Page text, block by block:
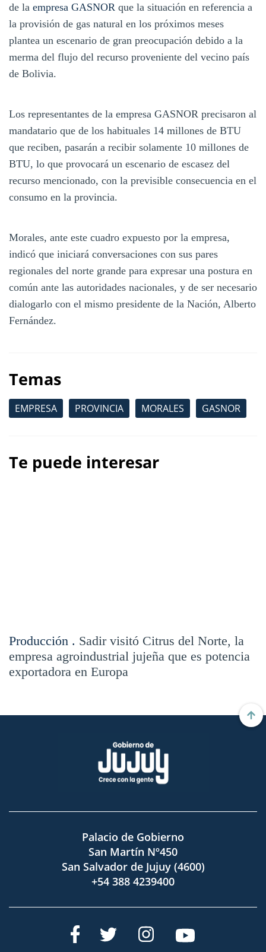
de la empresa GASNOR que la situación en referencia a
la provisión de gas natural en los próximos meses
plantea un escenario de gran preocupación debido a la
merma del flujo del recurso proveniente del vecino país
de Bolivia.
Los representantes de la empresa GASNOR precisaron al
mandatario que de los habituales 14 millones de BTU
que reciben, pasarán a recibir solamente 10 millones de
BTU, lo que provocará un escenario de escasez del
recurso mencionado, con la previsible consecuencia en el
consumo en la provincia.
Morales, ante este cuadro expuesto por la empresa,
indicó que iniciará conversaciones con sus pares
regionales del norte grande para expresar una postura en
común ante las autoridades nacionales, y de ser necesario
dialogarlo con el mismo presidente de la Nación, Alberto
Fernández.
Temas
EMPRESA PROVINCIA MORALES GASNOR
Te puede interesar
Producción . Sadir visitó Citrus del Norte, la
empresa agroindustrial jujeña que es potencia
exportadora en Europa
Palacio de Gobierno
San Martín Nº450
San Salvador de Jujuy (4600)
+54 388 4239400